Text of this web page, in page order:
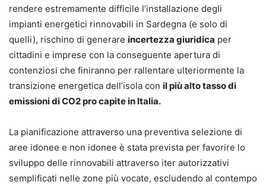
rendere estremamente difficile l’installazione degli
impianti energetici rinnovabili in Sardegna (e solo di
quelli), rischino di generare incertezza giuridica per
cittadini e imprese con la conseguente apertura di
contenziosi che finiranno per rallentare ulteriormente la
transizione energetica dell’isola con il più alto tasso di
emissioni di CO2 pro capite in Italia.
La pianificazione attraverso una preventiva selezione di
aree idonee e non idonee è stata prevista per favorire lo
sviluppo delle rinnovabili attraverso iter autorizzativi
semplificati nelle zone più vocate, escludendo al contempo